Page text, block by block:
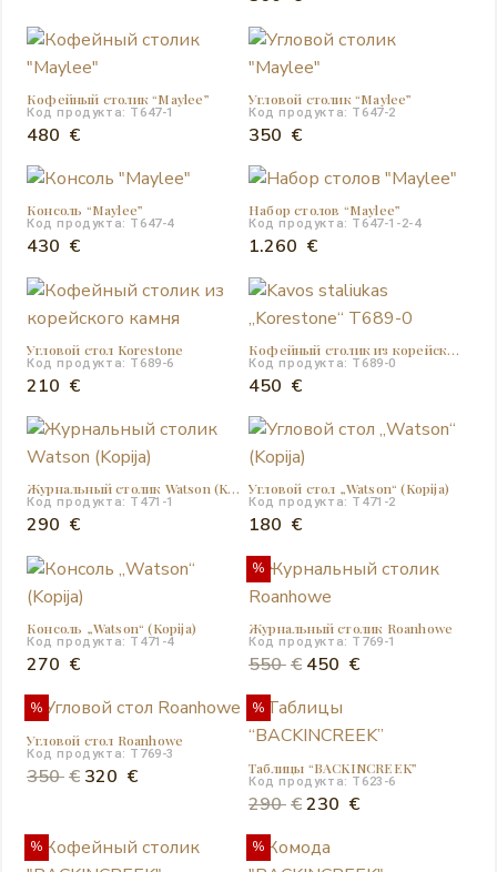
Кофейный столик “Maylee”
Код продукта: T647-1
480 €
Угловой столик “Maylee”
Код продукта: T647-2
350 €
Консоль “Maylee”
Код продукта: T647-4
430 €
Набор столов “Maylee”
Код продукта: T647-1-2-4
1.260 €
Угловой стол Korestone
Код продукта: T689-6
210 €
Кофейный столик из корейского камня
Код продукта: T689-0
450 €
Журнальный столик Watson (Kopija)
Код продукта: T471-1
290 €
Угловой стол „Watson“ (Kopija)
Код продукта: T471-2
180 €
Консоль „Watson“ (Kopija)
Код продукта: T471-4
270 €
%
Журнальный столик Roanhowe
Код продукта: T769-1
550€ Первоначальная
составляла
550 €.
450 €Текущая
%
Угловой стол Roanhowe
Код продукта: T769-3
350€ Первоначальная
350 €.
320 €Текущая
%
Таблицы “BACKINCREEK”
Код продукта: T623-6
290€Первоначальная
составляла
230 €Текущая
% %